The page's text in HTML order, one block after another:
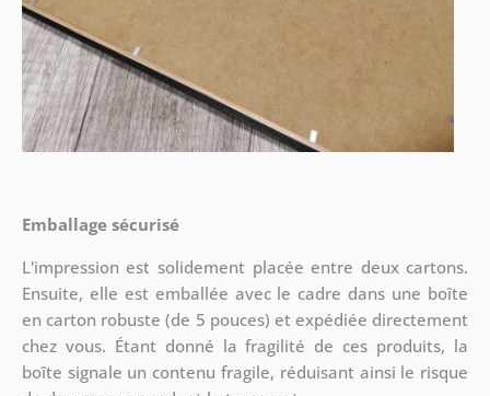
Emballage sécurisé
L'impression est solidement placée entre deux cartons.
Ensuite, elle est emballée avec le cadre dans une boîte
en carton robuste (de 5 pouces) et expédiée directement
chez vous. Étant donné la fragilité de ces produits, la
boîte signale un contenu fragile, réduisant ainsi le risque